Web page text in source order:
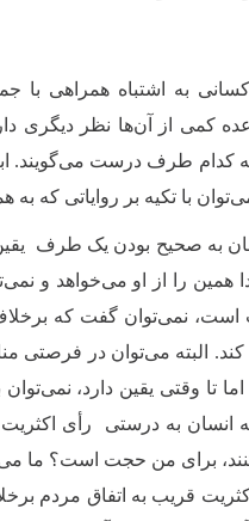
به اشتباه همراهی با
کمی از آن‌ها نظر دیگری
طرف درست می‌گویند.
با تکیه بر روایاتی که
به صحیح بودن یک طرف
همین را از او می‌خواهد و
است، نمی‌توان گفت که
البته می‌توان در فرصتی
تا وقتی یقین دارد،
به درستی رأی اکثریت
برای من حجت است؟ ما
قریب به اتفاق مردم